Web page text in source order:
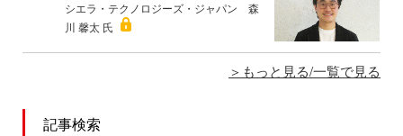
シエラ・テクノロジーズ・ジャパン 森
川 馨太 氏
もっと見る/一覧で見る
記事検索